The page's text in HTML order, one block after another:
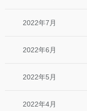
2022年7月
2022年6月
2022年5月
2022年4月